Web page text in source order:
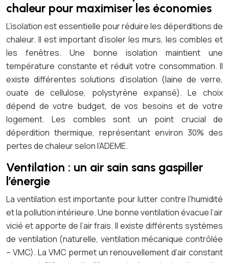
chaleur pour maximiser les économies
L’isolation est essentielle pour réduire les déperditions de
chaleur. Il est important d’isoler les murs, les combles et
les fenêtres. Une bonne isolation maintient une
température constante et réduit votre consommation. Il
existe différentes solutions d’isolation (laine de verre,
ouate de cellulose, polystyrène expansé). Le choix
dépend de votre budget, de vos besoins et de votre
logement. Les combles sont un point crucial de
déperdition thermique, représentant environ 30% des
pertes de chaleur selon l’ADEME.
Ventilation : un air sain sans gaspiller
l’énergie
La ventilation est importante pour lutter contre l’humidité
et la pollution intérieure. Une bonne ventilation évacue l’air
vicié et apporte de l’air frais. Il existe différents systèmes
de ventilation (naturelle, ventilation mécanique contrôlée
– VMC). La VMC permet un renouvellement d’air constant